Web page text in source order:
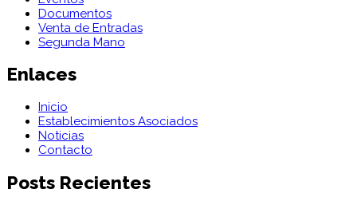
Documentos
Venta de Entradas
Segunda Mano
Enlaces
Inicio
Establecimientos Asociados
Noticias
Contacto
Posts Recientes